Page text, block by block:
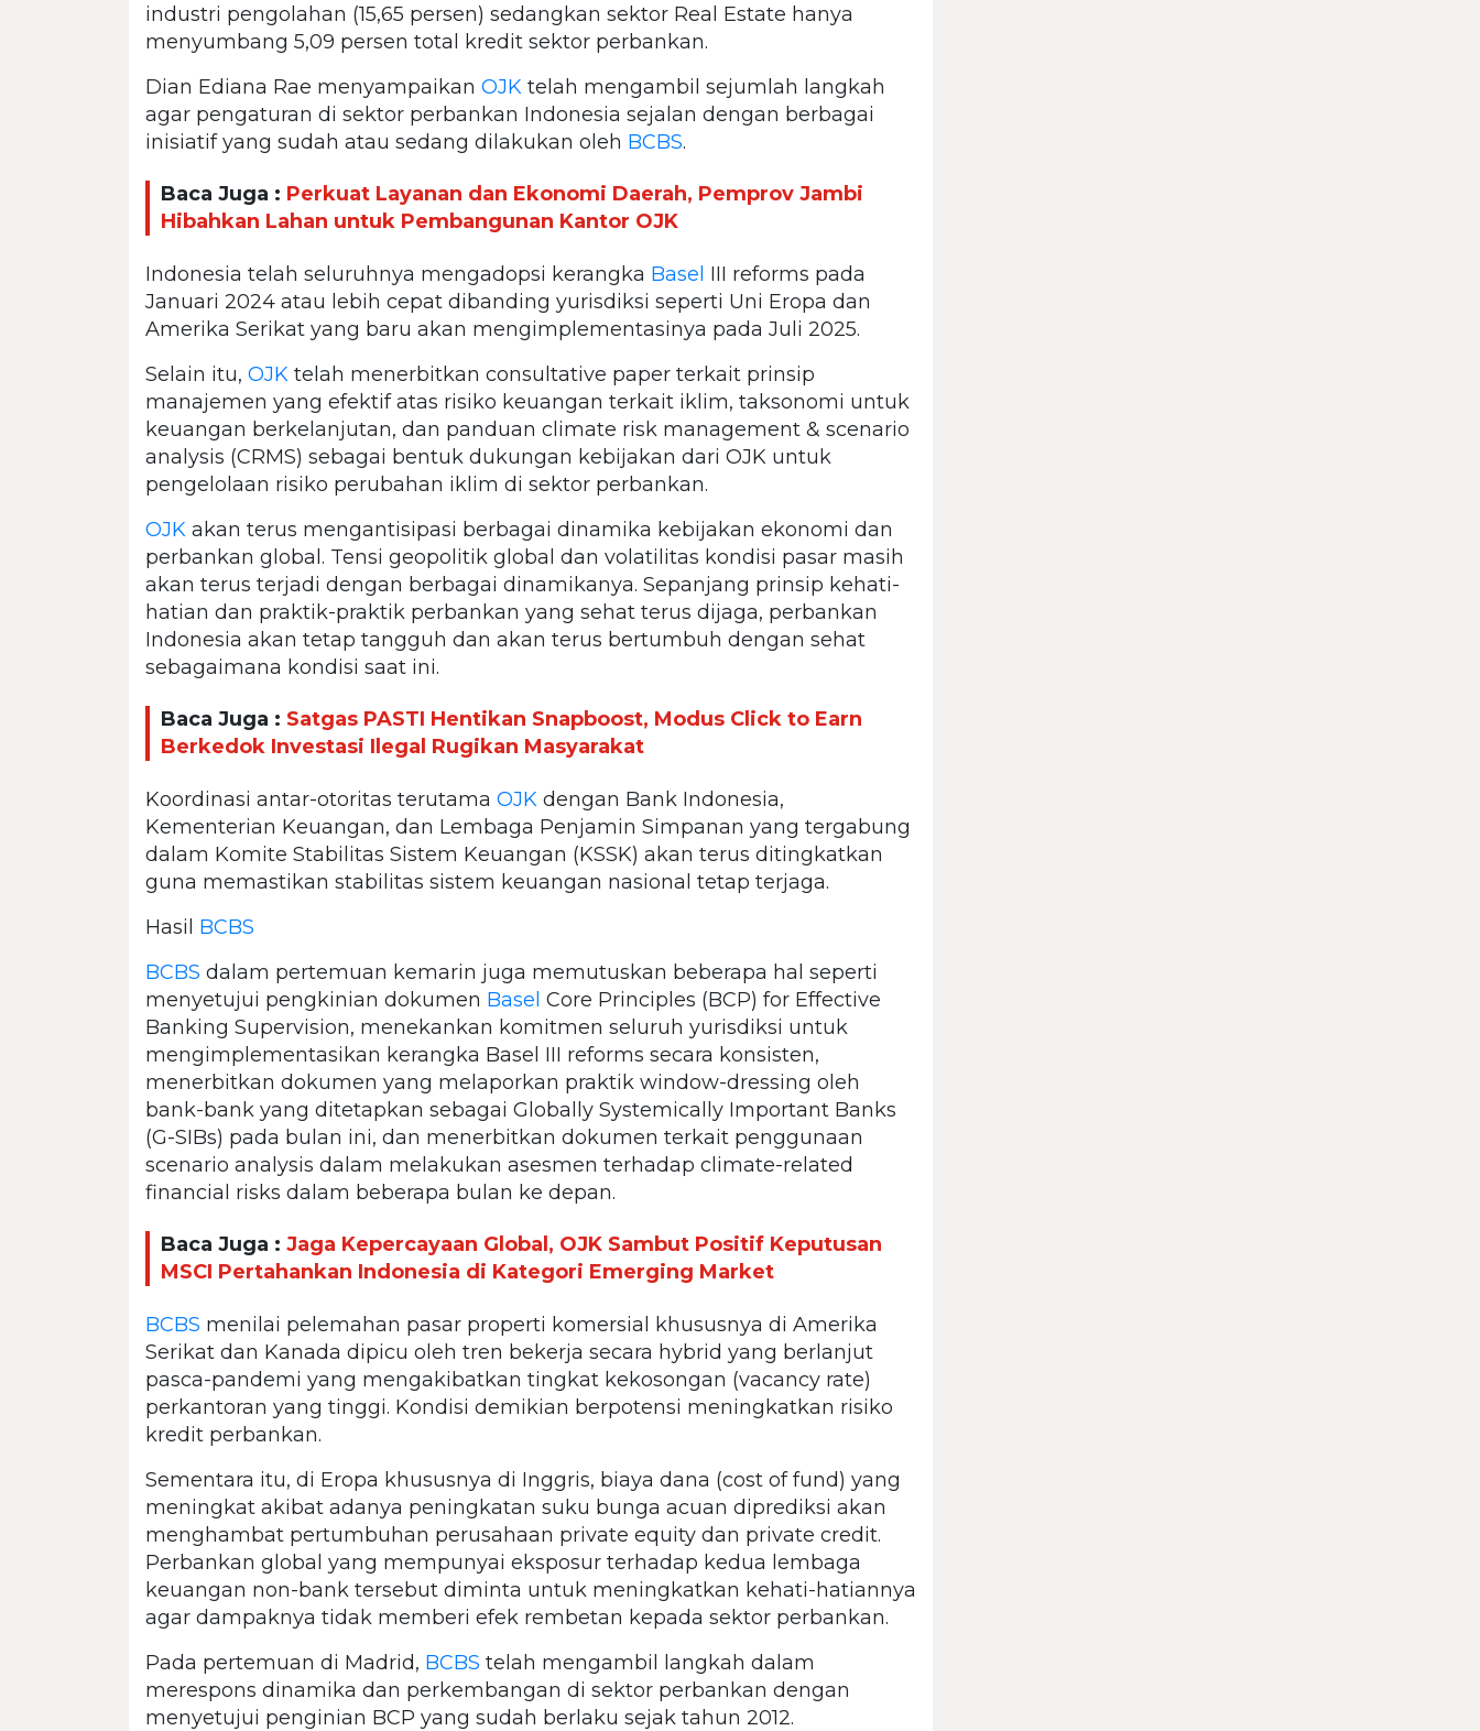
industri pengolahan (15,65 persen) sedangkan sektor Real Estate hanya
menyumbang 5,09 persen total kredit sektor perbankan.
Dian Ediana Rae menyampaikan OJK telah mengambil sejumlah langkah
agar pengaturan di sektor perbankan Indonesia sejalan dengan berbagai
inisiatif yang sudah atau sedang dilakukan oleh BCBS.
Baca Juga : Perkuat Layanan dan Ekonomi Daerah, Pemprov Jambi
Hibahkan Lahan untuk Pembangunan Kantor OJK
Indonesia telah seluruhnya mengadopsi kerangka Basel III reforms pada
Januari 2024 atau lebih cepat dibanding yurisdiksi seperti Uni Eropa dan
Amerika Serikat yang baru akan mengimplementasinya pada Juli 2025.
Selain itu, OJK telah menerbitkan consultative paper terkait prinsip
manajemen yang efektif atas risiko keuangan terkait iklim, taksonomi untuk
keuangan berkelanjutan, dan panduan climate risk management & scenario
analysis (CRMS) sebagai bentuk dukungan kebijakan dari OJK untuk
pengelolaan risiko perubahan iklim di sektor perbankan.
OJK akan terus mengantisipasi berbagai dinamika kebijakan ekonomi dan
perbankan global. Tensi geopolitik global dan volatilitas kondisi pasar masih
akan terus terjadi dengan berbagai dinamikanya. Sepanjang prinsip kehati-
hatian dan praktik-praktik perbankan yang sehat terus dijaga, perbankan
Indonesia akan tetap tangguh dan akan terus bertumbuh dengan sehat
sebagaimana kondisi saat ini.
Baca Juga : Satgas PASTI Hentikan Snapboost, Modus Click to Earn
Berkedok Investasi Ilegal Rugikan Masyarakat
Koordinasi antar-otoritas terutama OJK dengan Bank Indonesia,
Kementerian Keuangan, dan Lembaga Penjamin Simpanan yang tergabung
dalam Komite Stabilitas Sistem Keuangan (KSSK) akan terus ditingkatkan
guna memastikan stabilitas sistem keuangan nasional tetap terjaga.
Hasil BCBS
BCBS dalam pertemuan kemarin juga memutuskan beberapa hal seperti
menyetujui pengkinian dokumen Basel Core Principles (BCP) for Effective
Banking Supervision, menekankan komitmen seluruh yurisdiksi untuk
mengimplementasikan kerangka Basel III reforms secara konsisten,
menerbitkan dokumen yang melaporkan praktik window-dressing oleh
bank-bank yang ditetapkan sebagai Globally Systemically Important Banks
(G-SIBs) pada bulan ini, dan menerbitkan dokumen terkait penggunaan
scenario analysis dalam melakukan asesmen terhadap climate-related
financial risks dalam beberapa bulan ke depan.
Baca Juga : Jaga Kepercayaan Global, OJK Sambut Positif Keputusan
MSCI Pertahankan Indonesia di Kategori Emerging Market
BCBS menilai pelemahan pasar properti komersial khususnya di Amerika
Serikat dan Kanada dipicu oleh tren bekerja secara hybrid yang berlanjut
pasca-pandemi yang mengakibatkan tingkat kekosongan (vacancy rate)
perkantoran yang tinggi. Kondisi demikian berpotensi meningkatkan risiko
kredit perbankan.
Sementara itu, di Eropa khususnya di Inggris, biaya dana (cost of fund) yang
meningkat akibat adanya peningkatan suku bunga acuan diprediksi akan
menghambat pertumbuhan perusahaan private equity dan private credit.
Perbankan global yang mempunyai eksposur terhadap kedua lembaga
keuangan non-bank tersebut diminta untuk meningkatkan kehati-hatiannya
agar dampaknya tidak memberi efek rembetan kepada sektor perbankan.
Pada pertemuan di Madrid, BCBS telah mengambil langkah dalam
merespons dinamika dan perkembangan di sektor perbankan dengan
menyetujui penginian BCP yang sudah berlaku sejak tahun 2012.